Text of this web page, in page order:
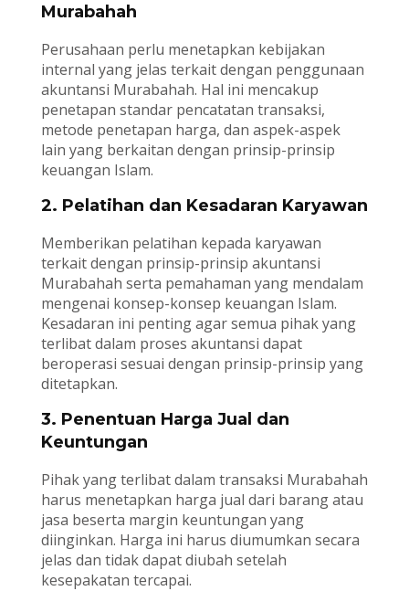
Murabahah
Perusahaan perlu menetapkan kebijakan
internal yang jelas terkait dengan penggunaan
akuntansi Murabahah. Hal ini mencakup
penetapan standar pencatatan transaksi,
metode penetapan harga, dan aspek-aspek
lain yang berkaitan dengan prinsip-prinsip
keuangan Islam.
2. Pelatihan dan Kesadaran Karyawan
Memberikan pelatihan kepada karyawan
terkait dengan prinsip-prinsip akuntansi
Murabahah serta pemahaman yang mendalam
mengenai konsep-konsep keuangan Islam.
Kesadaran ini penting agar semua pihak yang
terlibat dalam proses akuntansi dapat
beroperasi sesuai dengan prinsip-prinsip yang
ditetapkan.
3. Penentuan Harga Jual dan
Keuntungan
Pihak yang terlibat dalam transaksi Murabahah
harus menetapkan harga jual dari barang atau
jasa beserta margin keuntungan yang
diinginkan. Harga ini harus diumumkan secara
jelas dan tidak dapat diubah setelah
kesepakatan tercapai.